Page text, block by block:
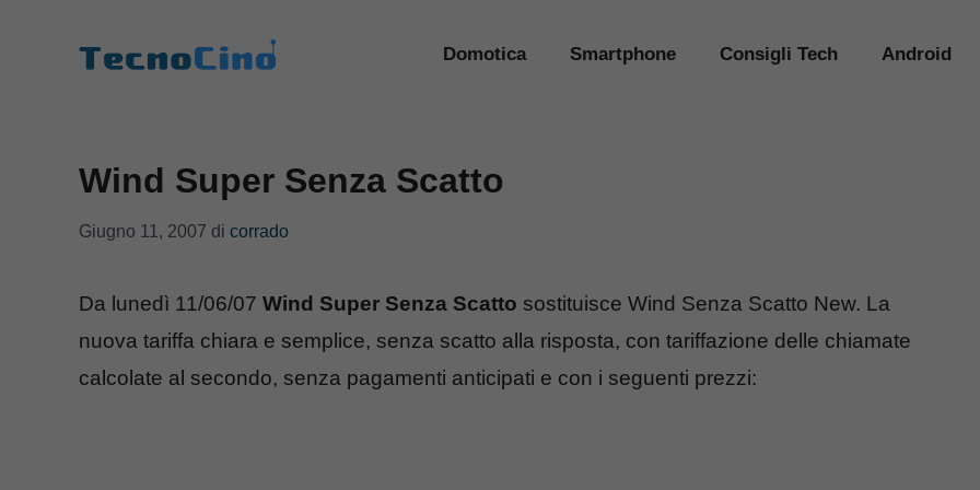
Domotica Smartphone Consigli Tech Android
Wind Super Senza Scatto
Giugno 11, 2007 di corrado
Da lunedì 11/06/07 Wind Super Senza Scatto sostituisce Wind Senza Scatto New. La
nuova tariffa chiara e semplice, senza scatto alla risposta, con tariffazione delle chiamate
calcolate al secondo, senza pagamenti anticipati e con i seguenti prezzi: